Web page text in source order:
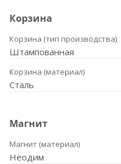
Корзина
Корзина (тип производства)
Штампованная
Корзина (материал)
Сталь
Магнит
Магнит (материал)
Неодим